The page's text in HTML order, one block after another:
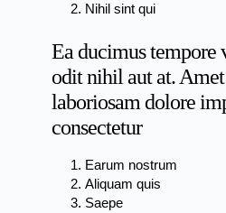
Nihil sint qui
Ea ducimus tempore
odit nihil aut at.
laboriosam dolore
consectetur
Earum nostrum
Aliquam quis
Saepe